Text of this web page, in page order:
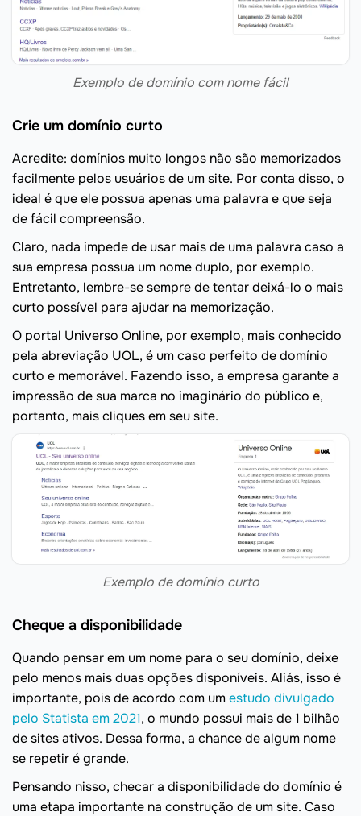
Exemplo de domínio com nome fácil
Crie um domínio curto
Acredite: domínios muito longos não são memorizados
facilmente pelos usuários de um site. Por conta disso, o
ideal é que ele possua apenas uma palavra e que seja
de fácil compreensão.
Claro, nada impede de usar mais de uma palavra caso a
sua empresa possua um nome duplo, por exemplo.
Entretanto, lembre-se sempre de tentar deixá-lo o mais
curto possível para ajudar na memorização.
O portal Universo Online, por exemplo, mais conhecido
pela abreviação UOL, é um caso perfeito de domínio
curto e memorável. Fazendo isso, a empresa garante a
impressão de sua marca no imaginário do público e,
portanto, mais cliques em seu site.
Exemplo de domínio curto
Cheque a disponibilidade
Quando pensar em um nome para o seu domínio, deixe
pelo menos mais duas opções disponíveis. Aliás, isso é
importante, pois de acordo com umestudo divulgado
pelo Statista em 2021, o mundo possui mais de 1 bilhão
de sites ativos. Dessa forma, a chance de algum nome
se repetir é grande.
Pensando nisso, checar a disponibilidade do domínio é
uma etapa importante na construção de um site. Caso